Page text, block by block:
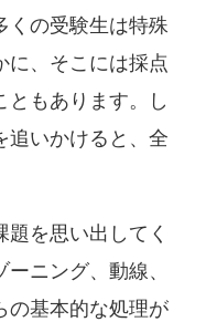
くの受験生は特殊
に、そこには採点
ともあります。し
追いかけると、全
を思い出してく
ニング、動線、
の基本的な処理が